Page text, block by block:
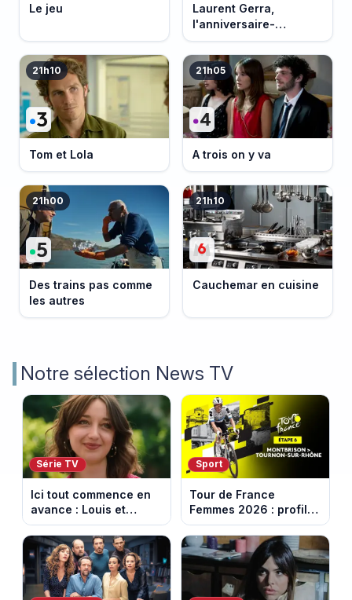
Le jeu
Laurent Gerra,
l'anniversaire-
événement
21h10
Tom et Lola
21h05
A trois on y va
21h00
Des trains pas comme
les autres
21h10
Cauchemar en cuisine
Notre sélection News TV
Série TV
Ici tout commence en
avance : Louis et
Jasmine enfin en
couple. Episode du 7
août 2026 (spoiler)
Sport
Tour de France
Femmes 2026 : profil
et horaires de la 6e
étape entre
Montbrison et
Tournon-sur-Rhône